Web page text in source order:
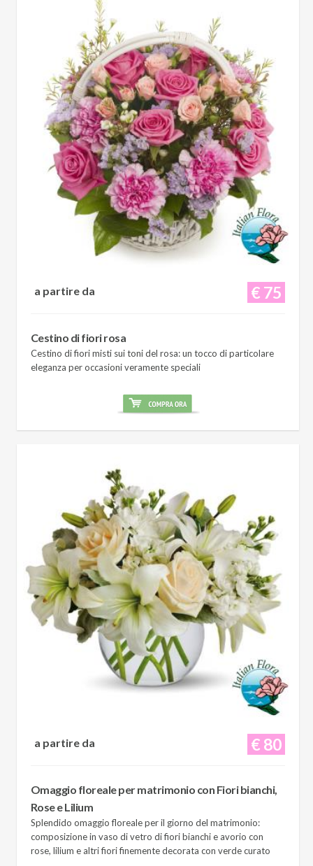
€ 75
a partire da
Cestino di fiori rosa
Cestino di fiori misti sui toni del rosa: un tocco di particolare
eleganza per occasioni veramente speciali
€ 80
a partire da
Omaggio floreale per matrimonio con Fiori bianchi,
Rose e Lilium
Splendido omaggio floreale per il giorno del matrimonio:
composizione in vaso di vetro di fiori bianchi e avorio con
rose, lilium e altri fiori finemente decorata con verde curato